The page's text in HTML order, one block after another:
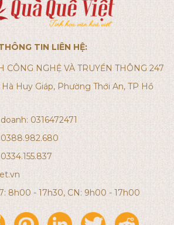
TIN LIÊN HỆ:
CÔNG NGHỆ VÀ TRUYỀN THÔNG 247
Huy Giáp, Phường Thới An, TP Hồ
0316472471
8h00 - 17h30, CN: 9h00 - 17h00